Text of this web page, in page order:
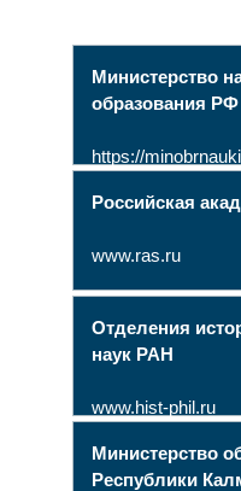
Министерство
образования РФ
https://
Российская
www.ras.ru
Отделения
наук РАН
www.hist-phil.ru
Министерство
Республики